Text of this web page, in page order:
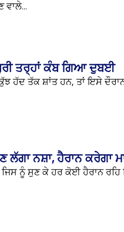
ਵਾਲੇ...
ਤਰ੍ਹਾਂ ਕੰਬ ਗਿਆ ਦੁਬਈ
ਹੱਦ ਤੱਕ ਸ਼ਾਂਤ ਹਨ, ਤਾਂ ਇਸੇ
ਨਸ਼ਾ, ਹੈਰਾਨ ਕਰੇਗਾ
ਨੂੰ ਸੁਣ ਕੇ ਹਰ ਕੋਈ ਹੈਰਾਨ